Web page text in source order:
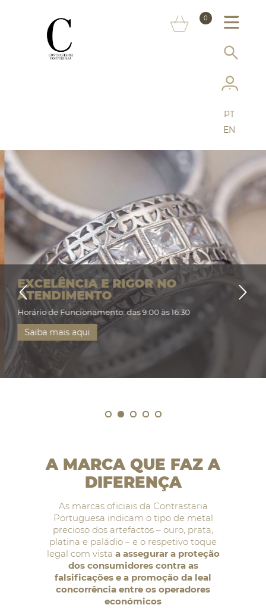
0
SERVIÇOS
MAIS CONTRASTARIA
FAQ
LOJA ONLINE
PT
EN
EXCELÊNCIA E RIGOR NO
ATENDIMENTO
Horário de Funcionamento: das 9:00 às 16:30
Saiba mais aqui
A MARCA QUE FAZ A
DIFERENÇA
As marcas oficiais da Contrastaria
Portuguesa indicam o tipo de metal
precioso dos artefactos – ouro, prata,
platina e paládio – e o respetivo toque
legal com vista a assegurar a proteção
dos consumidores contra as
falsificações e a promoção da leal
concorrência entre os operadores
económicos